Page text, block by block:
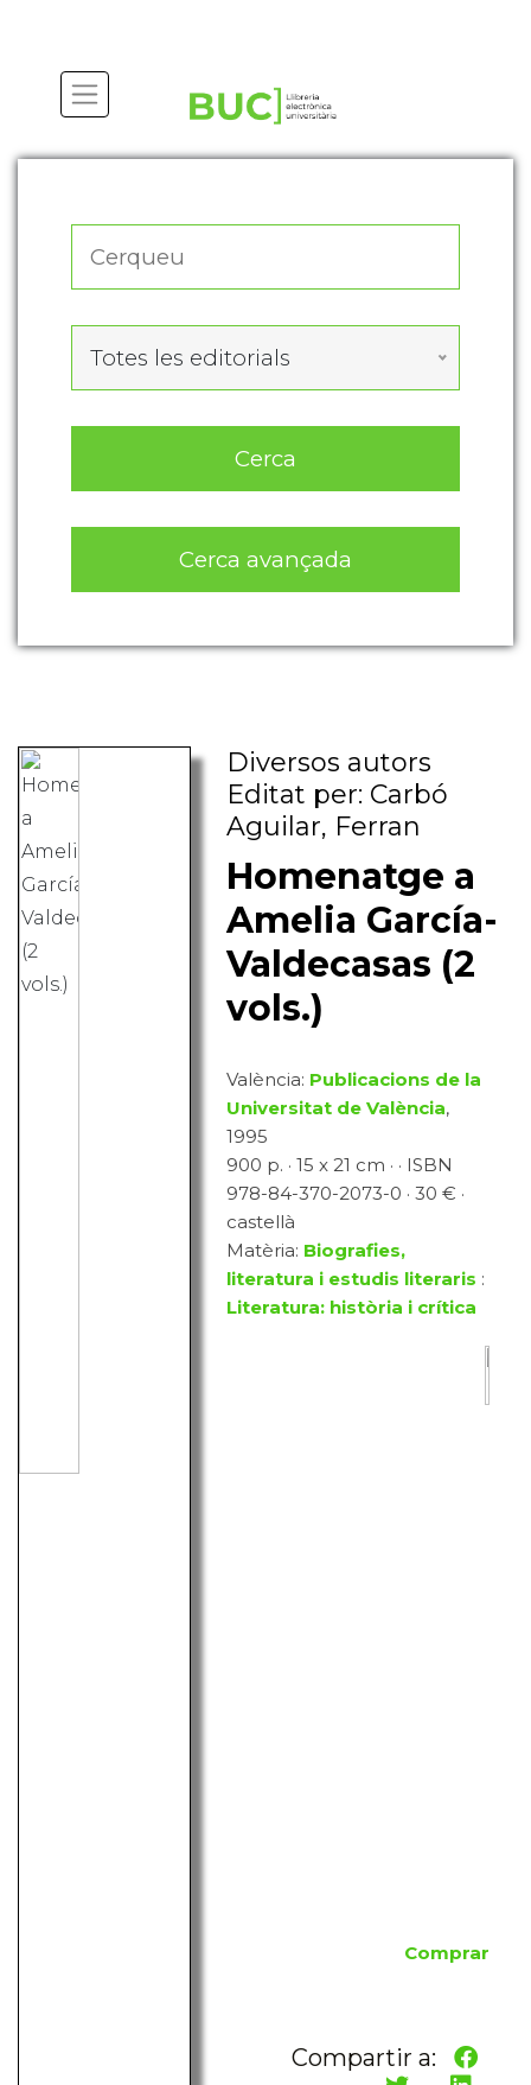
Totes les editorials
Cerca
Cerca avançada
Diversos autors
Editat per: Carbó
Aguilar, Ferran
Homenatge a
Amelia García-
Valdecasas (2
vols.)
València: Publicacions de la
Universitat de València,
1995
900 p. · 15 x 21 cm · · ISBN
978-84-370-2073-0 · 30 € ·
castellà
Matèria: Biografies,
literatura i estudis literaris :
Literatura: història i crítica
Comprar
Compartir a: